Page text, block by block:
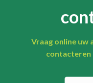
Vraag online
contacteren